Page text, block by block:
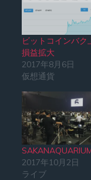
ビットコインバク
損益拡大
2017年8月6日
仮想通貨
2017年10月2日
ライブ